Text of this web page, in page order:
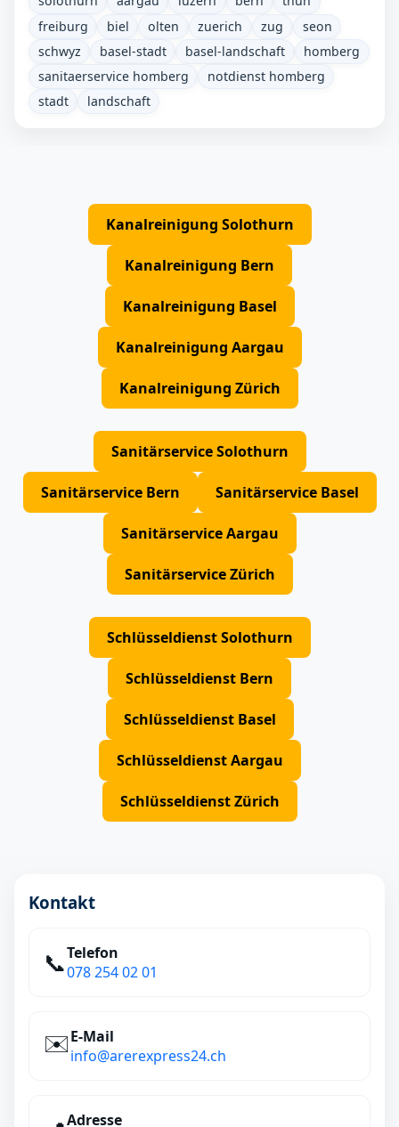
freiburg
biel olten zuerich zug
seon
schwyz
basel-stadt basel-landschaft
homberg
sanitaerservice homberg
notdienst homberg
stadt
landschaft
Kanalreinigung Solothurn
Kanalreinigung Bern
Kanalreinigung Basel
Kanalreinigung Aargau
Kanalreinigung Zürich
Sanitärservice Solothurn
Sanitärservice Bern Sanitärservice Basel
Sanitärservice Aargau
Sanitärservice Zürich
Schlüsseldienst Solothurn
Schlüsseldienst Bern
Schlüsseldienst Basel
Schlüsseldienst Aargau
Schlüsseldienst Zürich
Kontakt
📞Telefon
078 254 02 01
✉️E‑Mail
info@arerexpress24.ch
Adresse